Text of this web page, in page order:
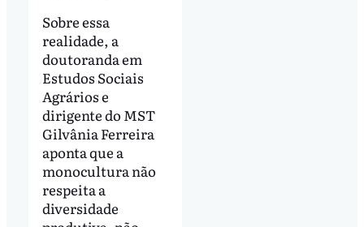
Sobre essa
realidade, a
doutoranda em
Estudos Sociais
Agrários e
dirigente do MST
Gilvânia Ferreira
aponta que a
monocultura não
respeita a
diversidade